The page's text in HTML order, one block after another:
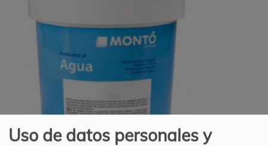
Uso de datos personales y